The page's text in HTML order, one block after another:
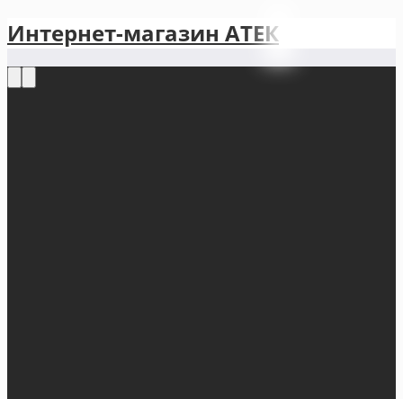
Интернет-магазин АТЕКㅤ